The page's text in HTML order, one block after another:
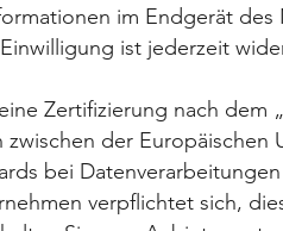
im Endgerät des
Einwilligung ist jederzeit
Zertifizierung nach dem
zwischen der
bei
verpflichtet sich,